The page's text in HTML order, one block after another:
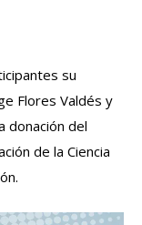
su
Flores Valdés y
donación del
de la Ciencia